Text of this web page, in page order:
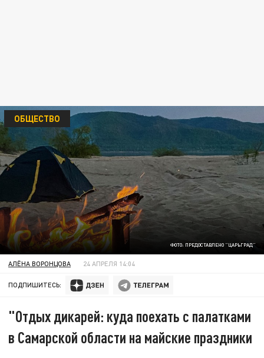
ФОТО: ПРЕДОСТАВЛЕНО "ЦАРЬГРАД"
ОБЩЕСТВО
АЛЁНА ВОРОНЦОВА 24 АПРЕЛЯ 14:04
ПОДПИШИТЕСЬ:
"Отдых дикарей: куда поехать с палатками
в Самарской области на майские праздники